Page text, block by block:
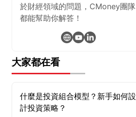
於財經領域的問題，CMoney團隊
都能幫助你解答！
大家都在看
什麼是投資組合模型？新手如何設
計投資策略？